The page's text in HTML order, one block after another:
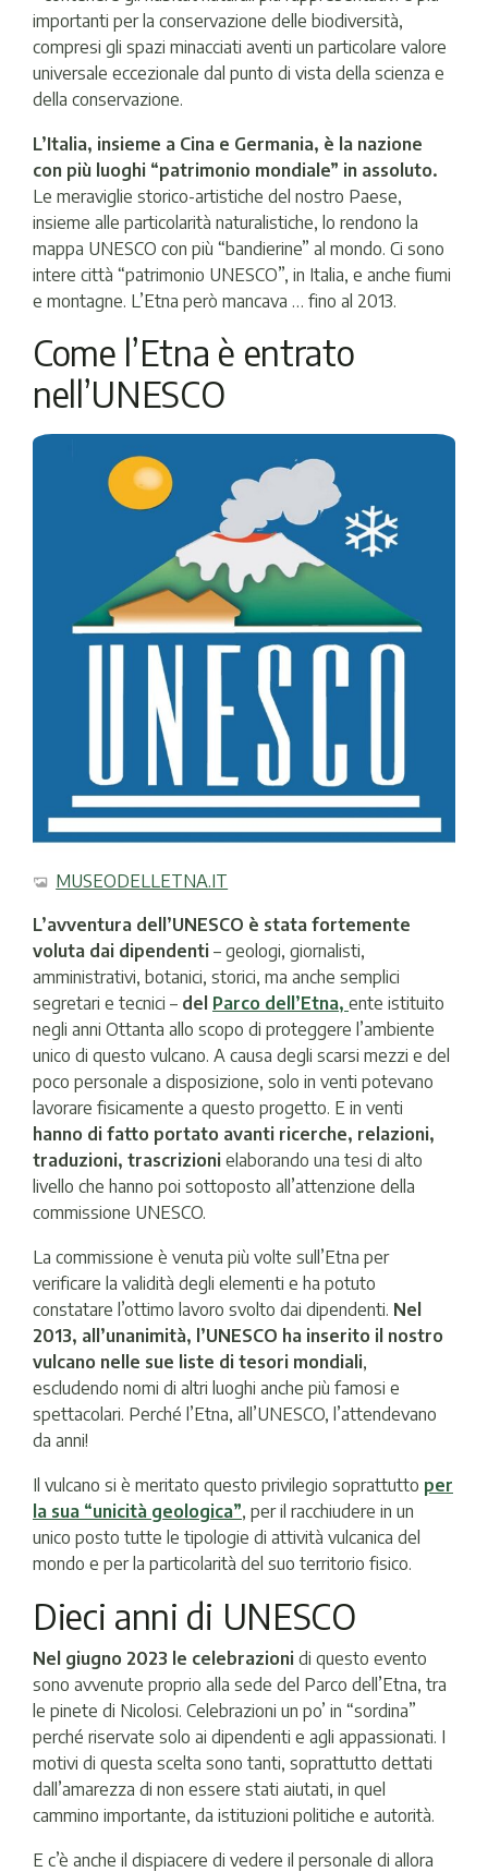
importanti per la conservazione delle biodiversità,
compresi gli spazi minacciati aventi un particolare valore
universale eccezionale dal punto di vista della scienza e
della conservazione.
L’Italia, insieme a Cina e Germania, è la nazione
con più luoghi “patrimonio mondiale” in assoluto.
Le meraviglie storico-artistiche del nostro Paese,
insieme alle particolarità naturalistiche, lo rendono la
mappa UNESCO con più “bandierine” al mondo. Ci sono
intere città “patrimonio UNESCO”, in Italia, e anche fiumi
e montagne. L’Etna però mancava … fino al 2013.
Come l’Etna è entrato
nell’UNESCO
MUSEODELLETNA.IT
L’avventura dell’UNESCO è stata fortemente
voluta dai dipendenti – geologi, giornalisti,
amministrativi, botanici, storici, ma anche semplici
segretari e tecnici – del Parco dell’Etna, ente istituito
negli anni Ottanta allo scopo di proteggere l’ambiente
unico di questo vulcano. A causa degli scarsi mezzi e del
poco personale a disposizione, solo in venti potevano
lavorare fisicamente a questo progetto. E in venti
hanno di fatto portato avanti ricerche, relazioni,
traduzioni, trascrizioni elaborando una tesi di alto
livello che hanno poi sottoposto all’attenzione della
commissione UNESCO.
La commissione è venuta più volte sull’Etna per
verificare la validità degli elementi e ha potuto
constatare l’ottimo lavoro svolto dai dipendenti. Nel
2013, all’unanimità, l’UNESCO ha inserito il nostro
vulcano nelle sue liste di tesori mondiali,
escludendo nomi di altri luoghi anche più famosi e
spettacolari. Perché l’Etna, all’UNESCO, l’attendevano
da anni!
Il vulcano si è meritato questo privilegio soprattutto per
la sua “unicità geologica”, per il racchiudere in un
unico posto tutte le tipologie di attività vulcanica del
mondo e per la particolarità del suo territorio fisico.
Dieci anni di UNESCO
Nel giugno 2023 le celebrazioni di questo evento
sono avvenute proprio alla sede del Parco dell’Etna, tra
le pinete di Nicolosi. Celebrazioni un po’ in “sordina”
perché riservate solo ai dipendenti e agli appassionati. I
motivi di questa scelta sono tanti, soprattutto dettati
dall’amarezza di non essere stati aiutati, in quel
cammino importante, da istituzioni politiche e autorità.
E c’è anche il dispiacere di vedere il personale di allora